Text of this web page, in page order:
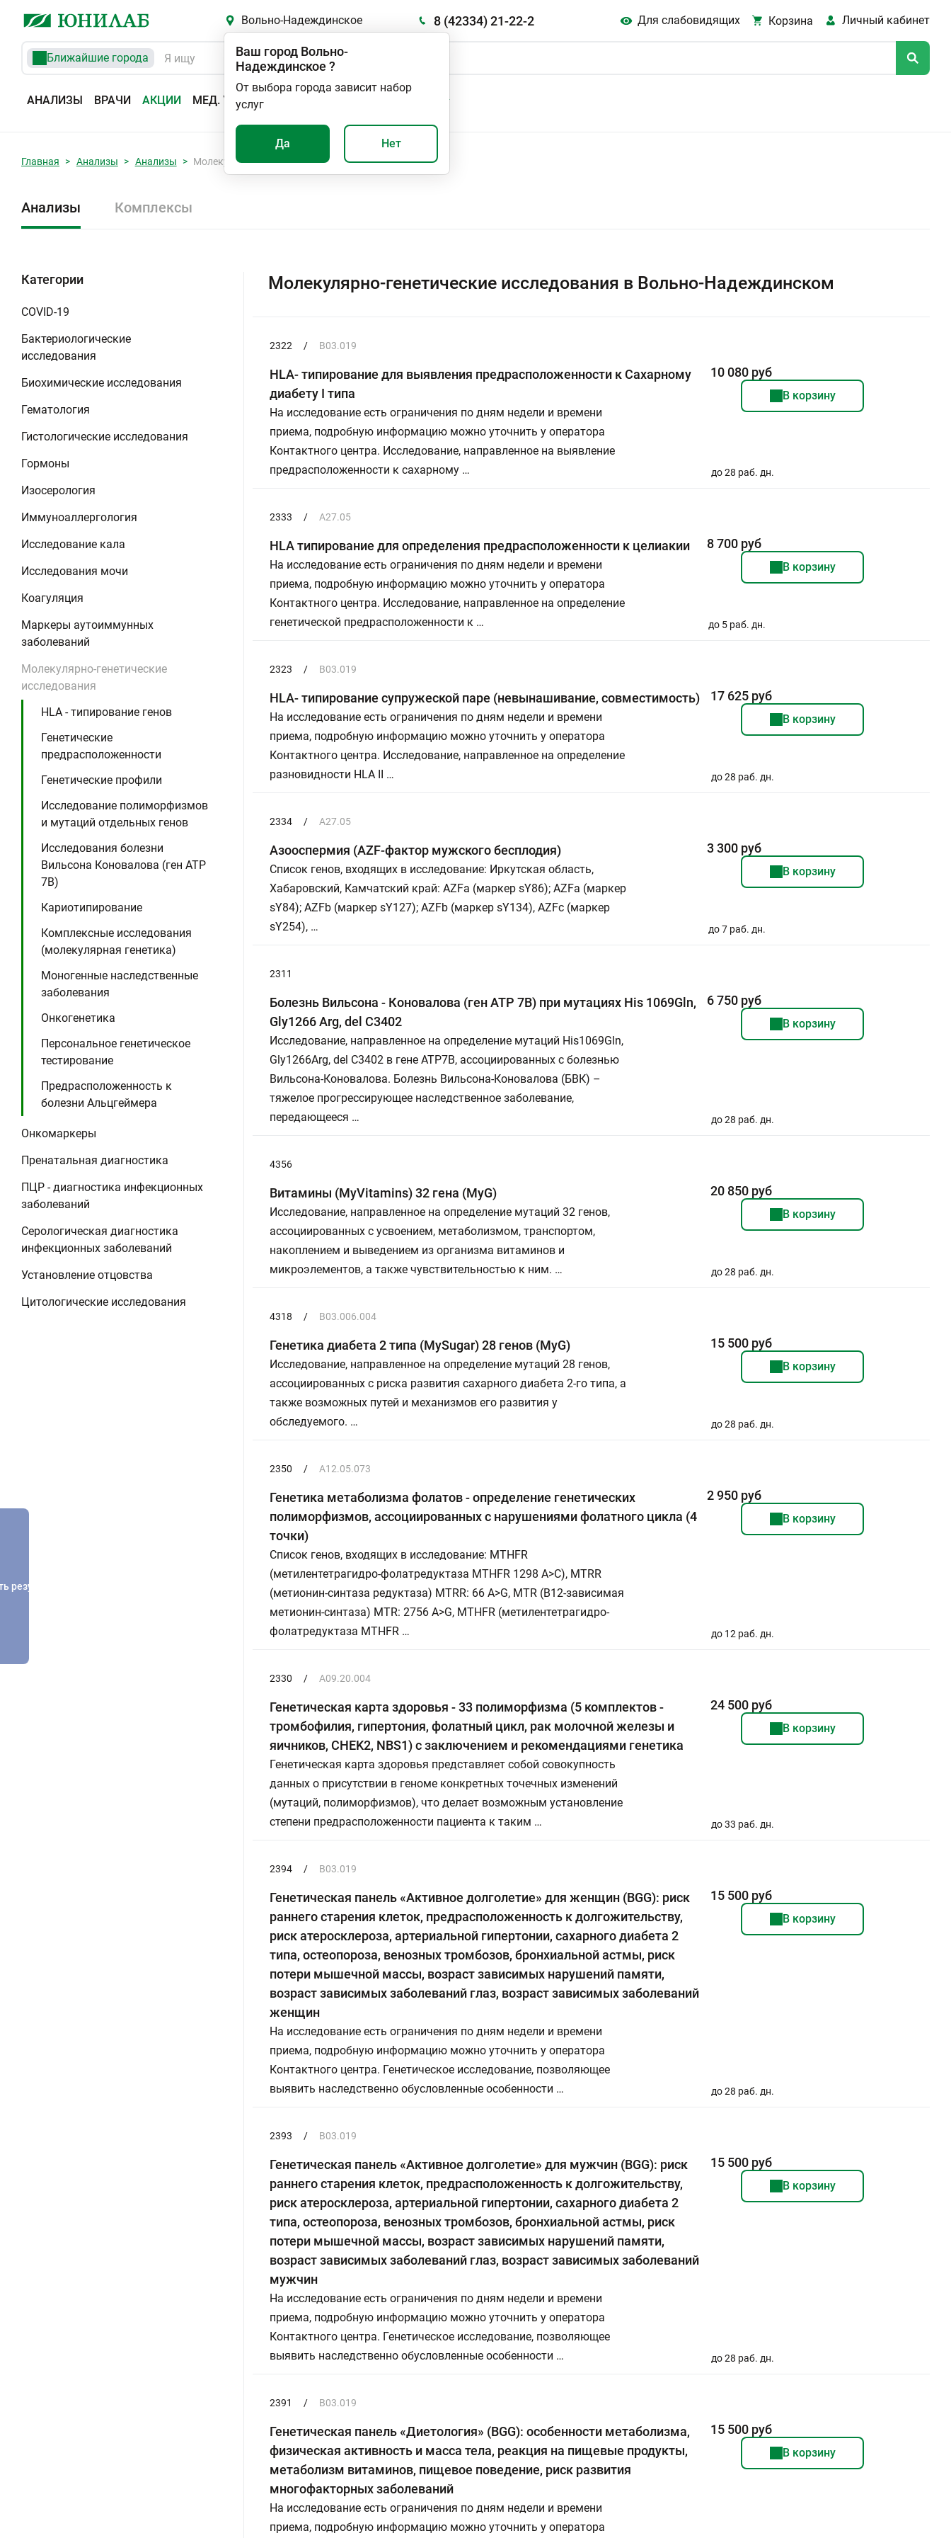
Вольно-Надеждинское 8 (42334) 21-22-2 Для слабовидящих Корзина Личный кабинет
Ближайшие города
АНАЛИЗЫ ВРАЧИ АКЦИИ МЕД. УСЛУГИ
Ваш город Вольно-
Надеждинское ?
От выбора города зависит набор
услуг
Да Нет
Главная Анализы Анализы Молекулярно-генетические исследования
Анализы Комплексы
Категории
COVID-19
Бактериологические
исследования
Биохимические исследования
Гематология
Гистологические исследования
Гормоны
Изосерология
Иммуноаллергология
Исследование кала
Исследования мочи
Коагуляция
Маркеры аутоиммунных
заболеваний
Молекулярно-генетические
исследования
HLA - типирование генов
Генетические
предрасположенности
Генетические профили
Исследование полиморфизмов
и мутаций отдельных генов
Исследования болезни
Вильсона Коновалова (ген ATP
7B)
Кариотипирование
Комплексные исследования
(молекулярная генетика)
Моногенные наследственные
заболевания
Онкогенетика
Персональное генетическое
тестирование
Предрасположенность к
болезни Альцгеймера
Онкомаркеры
Пренатальная диагностика
ПЦР - диагностика инфекционных
заболеваний
Серологическая диагностика
инфекционных заболеваний
Установление отцовства
Цитологические исследования
Молекулярно-генетические исследования в Вольно-Надеждинском
2322 / B03.019
HLA- типирование для выявления предрасположенности к Сахарному
диабету I типа
На исследование есть ограничения по дням недели и времени
приема, подробную информацию можно уточнить у оператора
Контактного центра. Исследование, направленное на выявление
предрасположенности к сахарному …
10 080 руб
В корзину
до 28 раб. дн.
2333 / А27.05
HLA типирование для определения предрасположенности к целиакии
На исследование есть ограничения по дням недели и времени
приема, подробную информацию можно уточнить у оператора
Контактного центра. Исследование, направленное на определение
генетической предрасположенности к …
8 700 руб
В корзину
до 5 раб. дн.
2323 / B03.019
HLA- типирование супружеской паре (невынашивание, совместимость)
На исследование есть ограничения по дням недели и времени
приема, подробную информацию можно уточнить у оператора
Контактного центра. Исследование, направленное на определение
разновидности HLA II …
17 625 руб
В корзину
до 28 раб. дн.
2334 / А27.05
Азооспермия (AZF-фактор мужского бесплодия)
Список генов, входящих в исследование: Иркутская область,
Хабаровский, Камчатский край: AZFa (маркер sY86); AZFa (маркер
sY84); AZFb (маркер sY127); AZFb (маркер sY134), AZFc (маркер
sY254), …
3 300 руб
В корзину
до 7 раб. дн.
2311
Болезнь Вильсона - Коновалова (ген АТР 7В) при мутациях His 1069Gln,
Gly1266 Arg, del C3402
Исследование, направленное на определение мутаций His1069Gln,
Gly1266Arg, del C3402 в гене АТР7В, ассоциированных с болезнью
Вильсона-Коновалова. Болезнь Вильсона-Коновалова (БВК) –
тяжелое прогрессирующее наследственное заболевание,
передающееся …
6 750 руб
В корзину
до 28 раб. дн.
4356
Витамины (MyVitamins) 32 гена (MyG)
Исследование, направленное на определение мутаций 32 генов,
ассоциированных с усвоением, метаболизмом, транспортом,
накоплением и выведением из организма витаминов и
микроэлементов, а также чувствительностью к ним. …
20 850 руб
В корзину
до 28 раб. дн.
4318 / B03.006.004
Генетика диабета 2 типа (MySugar) 28 генов (MyG)
Исследование, направленное на определение мутаций 28 генов,
ассоциированных с риска развития сахарного диабета 2-го типа, а
также возможных путей и механизмов его развития у
обследуемого. …
15 500 руб
В корзину
до 28 раб. дн.
2350 / A12.05.073
Генетика метаболизма фолатов - определение генетических
полиморфизмов, ассоциированных с нарушениями фолатного цикла (4
точки)
Список генов, входящих в исследование: MTHFR
(метилентетрагидро-фолатредуктаза MTHFR 1298 A>C), MTRR
(метионин-синтаза редуктаза) MTRR: 66 A>G, MTR (В12-зависимая
метионин-синтаза) MTR: 2756 A>G, MTHFR (метилентетрагидро-
фолатредуктаза MTHFR …
2 950 руб
В корзину
до 12 раб. дн.
2330 / A09.20.004
Генетическая карта здоровья - 33 полиморфизма (5 комплектов -
тромбофилия, гипертония, фолатный цикл, рак молочной железы и
яичников, CHEK2, NBS1) с заключением и рекомендациями генетика
Генетическая карта здоровья представляет собой совокупность
данных о присутствии в геноме конкретных точечных изменений
(мутаций, полиморфизмов), что делает возможным установление
степени предрасположенности пациента к таким …
24 500 руб
В корзину
до 33 раб. дн.
2394 / В03.019
Генетическая панель «Активное долголетие» для женщин (BGG): риск
раннего старения клеток, предрасположенность к долгожительству,
риск атеросклероза, артериальной гипертонии, сахарного диабета 2
типа, остеопороза, венозных тромбозов, бронхиальной астмы, риск
потери мышечной массы, возраст зависимых нарушений памяти,
возраст зависимых заболеваний глаз, возраст зависимых заболеваний
женщин
На исследование есть ограничения по дням недели и времени
приема, подробную информацию можно уточнить у оператора
Контактного центра. Генетическое исследование, позволяющее
выявить наследственно обусловленные особенности …
15 500 руб
В корзину
до 28 раб. дн.
2393 / В03.019
Генетическая панель «Активное долголетие» для мужчин (BGG): риск
раннего старения клеток, предрасположенность к долгожительству,
риск атеросклероза, артериальной гипертонии, сахарного диабета 2
типа, остеопороза, венозных тромбозов, бронхиальной астмы, риск
потери мышечной массы, возраст зависимых нарушений памяти,
возраст зависимых заболеваний глаз, возраст зависимых заболеваний
мужчин
На исследование есть ограничения по дням недели и времени
приема, подробную информацию можно уточнить у оператора
Контактного центра. Генетическое исследование, позволяющее
выявить наследственно обусловленные особенности …
15 500 руб
В корзину
до 28 раб. дн.
2391 / В03.019
Генетическая панель «Диетология» (BGG): особенности метаболизма,
физическая активность и масса тела, реакция на пищевые продукты,
метаболизм витаминов, пищевое поведение, риск развития
многофакторных заболеваний
На исследование есть ограничения по дням недели и времени
приема, подробную информацию можно уточнить у оператора
15 500 руб
В корзину
результатов